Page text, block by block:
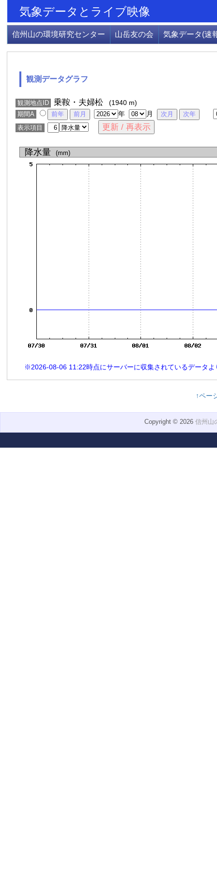
気象データとライブ映像
信州山の環境研究センター 山岳友の会 気象データ(速
観測データグラフ
観測地点ID 乗鞍・夫婦松 (1940 m)
期間A 年 月
表示項目
降水量 (mm)
※2026-08-06 11:22時点にサーバーに収集されているデータよ
↑ペー
Copyright © 2026 信州山